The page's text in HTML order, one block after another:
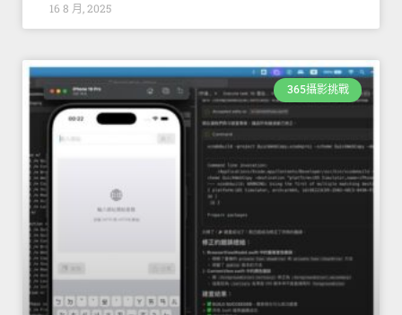
16 8 月, 2025
365攝影挑戰